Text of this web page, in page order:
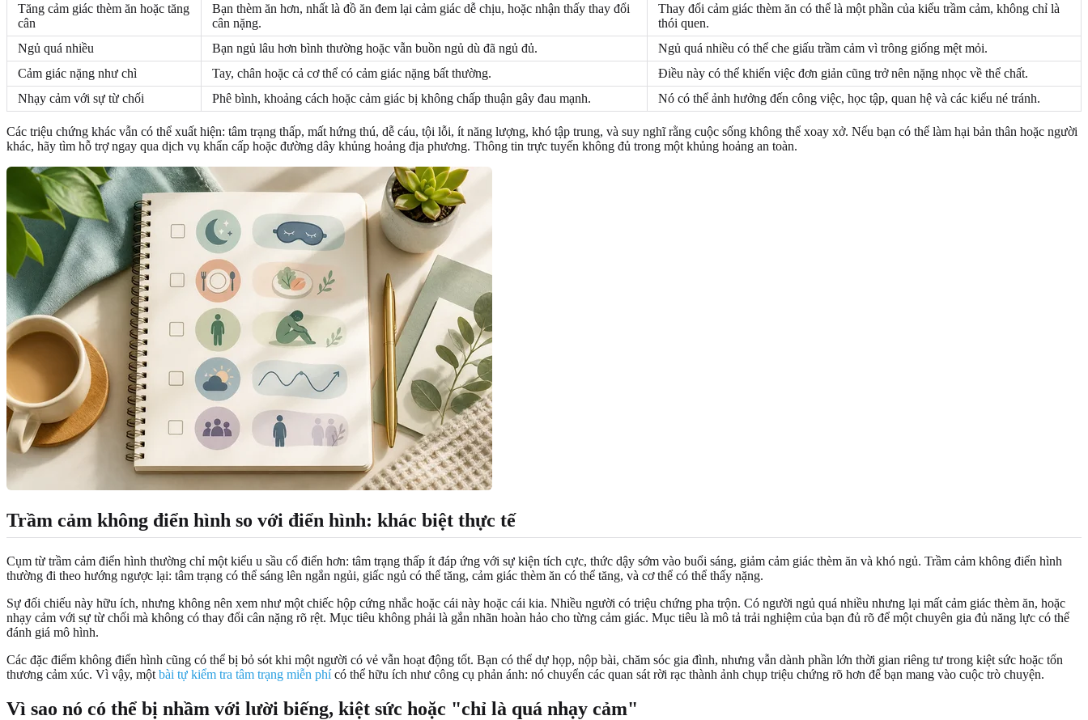
Tăng cảm giác thèm ăn hoặc tăng
cân
Bạn thèm ăn hơn, nhất là đồ ăn đem lại cảm giác dễ chịu, hoặc nhận thấy thay đổi
cân nặng.
Thay đổi cảm giác thèm ăn có thể là một phần của kiểu trầm cảm, không chỉ là
thói quen.
Ngủ quá nhiều
Bạn ngủ lâu hơn bình thường hoặc vẫn buồn ngủ dù đã ngủ đủ.
Ngủ quá nhiều có thể che giấu trầm cảm vì trông giống mệt mỏi.
Cảm giác nặng như chì
Tay, chân hoặc cả cơ thể có cảm giác nặng bất thường.
Điều này có thể khiến việc đơn giản cũng trở nên nặng nhọc về thể chất.
Nhạy cảm với sự từ chối
Phê bình, khoảng cách hoặc cảm giác bị không chấp thuận gây đau mạnh. Nó có thể ảnh hưởng đến công việc, học tập, quan hệ và các kiểu né tránh.
Các triệu chứng khác vẫn có thể xuất hiện: tâm trạng thấp, mất hứng thú, dễ cáu, tội lỗi, ít năng lượng, khó tập trung, và suy nghĩ rằng cuộc sống không thể xoay xở. Nếu bạn có thể làm hại bản thân hoặc người
khác, hãy tìm hỗ trợ ngay qua dịch vụ khẩn cấp hoặc đường dây khủng hoảng địa phương. Thông tin trực tuyến không đủ trong một khủng hoảng an toàn.
Trầm cảm không điển hình so với điển hình: khác biệt thực tế
Cụm từ trầm cảm điển hình thường chỉ một kiểu u sầu cổ điển hơn: tâm trạng thấp ít đáp ứng với sự kiện tích cực, thức dậy sớm vào buổi sáng, giảm cảm giác thèm ăn và khó ngủ. Trầm cảm không điển hình
thường đi theo hướng ngược lại: tâm trạng có thể sáng lên ngắn ngủi, giấc ngủ có thể tăng, cảm giác thèm ăn có thể tăng, và cơ thể có thể thấy nặng.
Sự đối chiếu này hữu ích, nhưng không nên xem như một chiếc hộp cứng nhắc hoặc cái này hoặc cái kia. Nhiều người có triệu chứng pha trộn. Có người ngủ quá nhiều nhưng lại mất cảm giác thèm ăn, hoặc
nhạy cảm với sự từ chối mà không có thay đổi cân nặng rõ rệt. Mục tiêu không phải là gắn nhãn hoàn hảo cho từng cảm giác. Mục tiêu là mô tả trải nghiệm của bạn đủ rõ để một chuyên gia đủ năng lực có thể
đánh giá mô hình.
Các đặc điểm không điển hình cũng có thể bị bỏ sót khi một người có vẻ vẫn hoạt động tốt. Bạn có thể dự họp, nộp bài, chăm sóc gia đình, nhưng vẫn dành phần lớn thời gian riêng tư trong kiệt sức hoặc tổn
thương cảm xúc. Vì vậy, một bài tự kiểm tra tâm trạng miễn phícó thể hữu ích như công cụ phản ánh: nó chuyển các quan sát rời rạc thành ảnh chụp triệu chứng rõ hơn để bạn mang vào cuộc trò chuyện.
Vì sao nó có thể bị nhầm với lười biếng, kiệt sức hoặc "chỉ là quá nhạy cảm"